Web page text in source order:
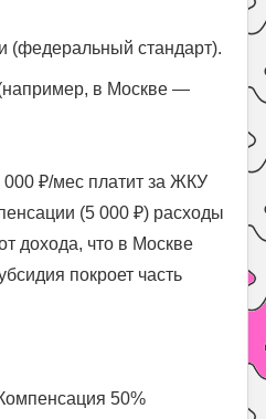
(федеральный стандарт).
в Москве —
₽/мес платит за ЖКУ
(5 000 ₽) расходы
дохода, что в Москве
покроет часть
50%